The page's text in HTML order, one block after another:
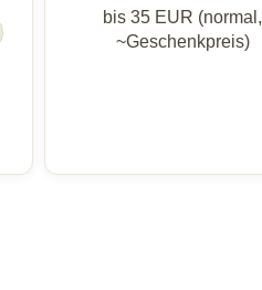
bis 35 EUR (normal,
~Geschenkpreis)